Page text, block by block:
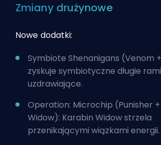
Zmiany drużynowe
Nowe dodatki:
Symbiote Shenanigans (Venom
zyskuje symbiotyczne długie
uzdrawiające.
Operation: Microchip (Punisher
Widow): Karabin Widow strzela
przenikającymi wiązkami energii.